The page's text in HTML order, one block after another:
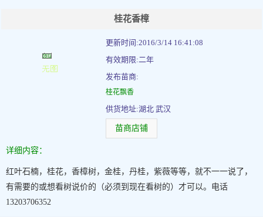
桂花香樟
更新时间:2016/3/14 16:41:08
有效期限:二年
发布苗商:
桂花飘香
供货地址:湖北 武汉
苗商店铺
详细内容：
红叶石楠，桂花，香樟树，金桂，丹桂，紫薇等等，就不一一说了，
有需要的或想看树说价的（必须到现在看树的）才可以。电话
13203706352